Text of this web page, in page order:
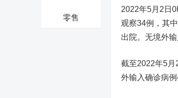
零售
2022年5月2日
观察34例，其
出院。无境外
截至2022年5月
外输入确诊病